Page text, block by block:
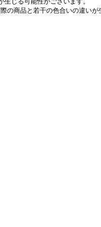
商品と若干の色合いの違いが